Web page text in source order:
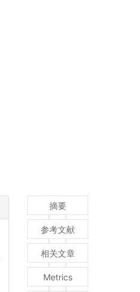
摘要
参考文献
相关文章
Metrics